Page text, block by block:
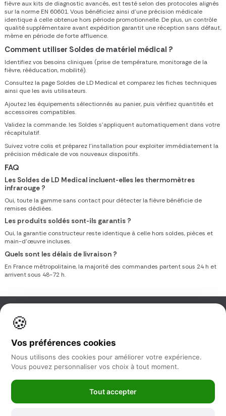
fièvre aux kits de diagnostic avancés, est testé selon des protocoles alignés
sur la norme EN 60601. Vous bénéficiez ainsi d’une précision médicale
identique à celle obtenue hors période promotionnelle. De plus, un contrôle
qualité supplémentaire avant expédition garantit une réception sans défaut,
même en période de forte affluence.
Comment utiliser Soldes de matériel médical ?
Identifiez vos besoins cliniques (prise de température, monitorage de la
fièvre, rééducation, mobilité).
Consultez la page Soldes de LD Medical et comparez les fiches techniques
ainsi que les avis utilisateurs.
Ajoutez les équipements sélectionnés au panier, puis vérifiez quantités et
accessoires compatibles.
Validez la commande. les Soldes s’appliquent automatiquement dans votre
récapitulatif.
Suivez votre colis et préparez l’installation pour exploiter immédiatement la
précision médicale de vos nouveaux dispositifs.
FAQ
Les Soldes de LD Medical incluent-elles les thermomètres
infrarouge ?
Oui, toute la gamme sans contact pour détecter la fièvre bénéficie de
remises dédiées.
Les produits soldés sont-ils garantis ?
Oui, la garantie constructeur reste identique à celle hors soldes, pièces et
main-d’œuvre incluses.
Quels sont les délais de livraison ?
En France métropolitaine, la majorité des commandes partent sous 24 h et
arrivent sous 48-72 h.
Information
Nos services
Newsletter
🍪
Vos préférences cookies
Nous utilisons des cookies pour améliorer votre expérience.
Vous pouvez personnaliser vos choix à tout moment.
Tout accepter